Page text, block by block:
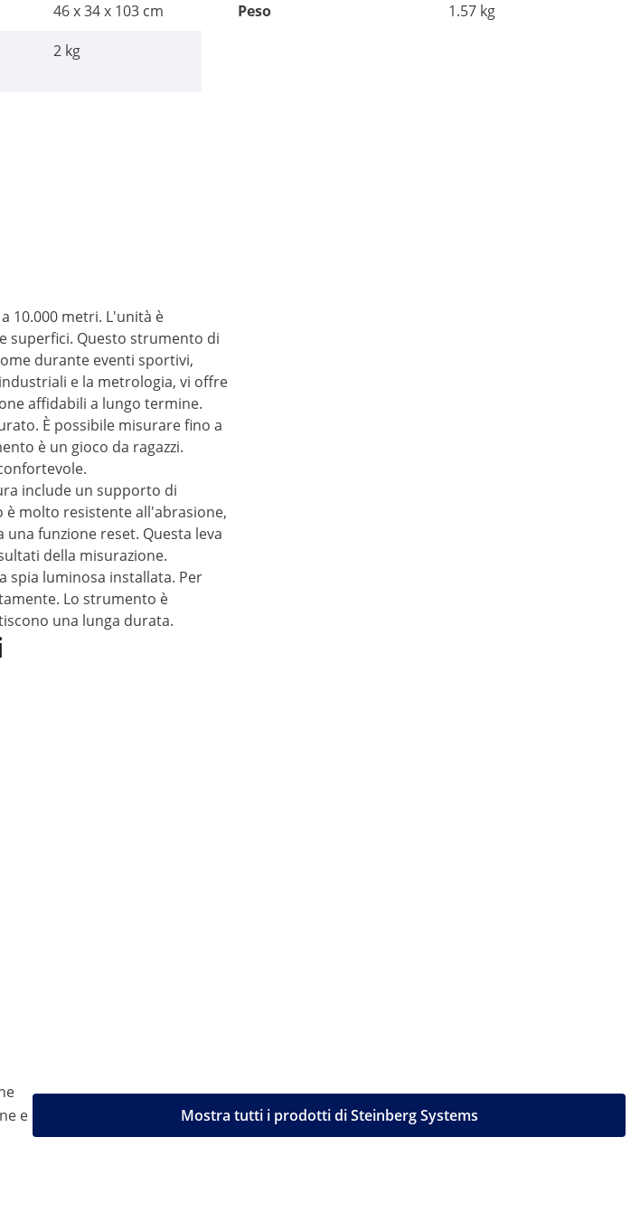
46 x 34 x 103 cm Peso
1.57 kg
2 kg
10.000 metri. L'unità è
superfici. Questo strumento di
durante eventi sportivi,
e la metrologia, vi offre
affidabili a lungo termine.
È possibile misurare fino a
è un gioco da ragazzi.
include un supporto di
è molto resistente all'abrasione,
funzione reset. Questa leva
della misurazione.
spia luminosa installata. Per
Lo strumento è
una lunga durata.
e
Mostra tutti i prodotti di Steinberg Systems